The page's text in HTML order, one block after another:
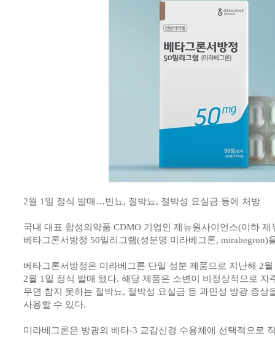
2월 1일 정식 발매…빈뇨, 절박뇨, 절박성 요실금 등에 처방
국내 대표 합성의약품 CDMO 기업인 제뉴원사이언스(이하
베타그론서방정 50밀리그램(성분명 미라베그론, mirabegron)
베타그론서방정은 미라베그론 단일 성분 제품으로 지난해 2
2월 1일 정식 발매 됐다. 해당 제품은 소변이 비정상적으로 자
우면 참지 못하는 절박뇨, 절박성 요실금 등 과민성 방광 증상
사용할 수 있다.
미라베그론은 방광의 베타-3 교감신경 수용체에 선택적으로